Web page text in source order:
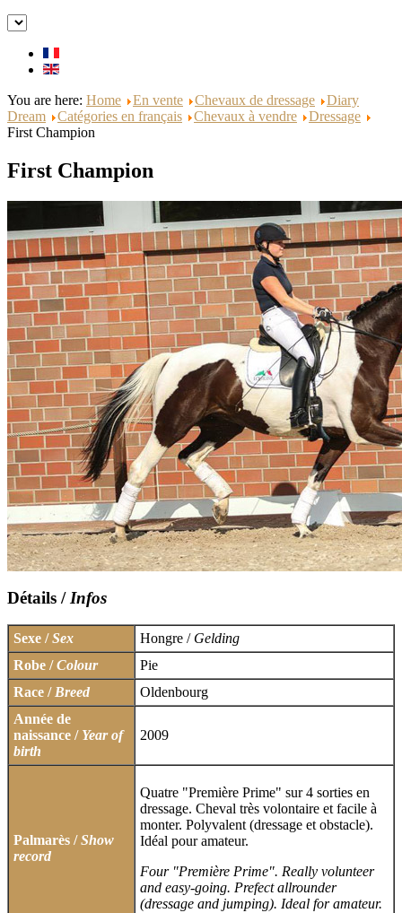
You are here: Home En vente Chevaux de dressage
Diary
Dream
Catégories en français Chevaux à vendre
Dressage
First Champion
First Champion
Détails / Infos
Sexe /Sex Hongre / Gelding
Robe /Colour
Pie
Race / Breed
Oldenbourg
Année de
naissance / Year of
birth
2009
Palmarès /Show
record
Quatre "Première Prime" sur 4 sorties en
dressage. Cheval très volontaire et facile à
monter. Polyvalent (dressage et obstacle).
Idéal pour amateur.
Four "Première Prime". Really volunteer
and easy-going. Prefect allrounder
(dressage and jumping). Ideal for amateur.